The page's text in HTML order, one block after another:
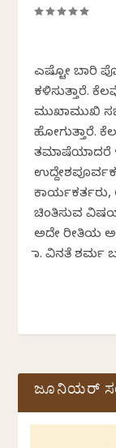
ಎಷ್ಟೋ ಬಾರಿ
ಕಳಿಸುತ್ತಾರೆ.
ಮುಖಾಮುಖಿ
ಹೋಗುತ್ತಾರೆ.
ತಮಾಷೆಯಾದರೆ
ಕಾರ್ಯಕರ್ತರು,
ಚಿಂತಿಸುವ
ಅದೇ ರೀತಿಯ
ಡಾ. ವಿನತೆ ಶರ್ಮ
ಜೂನಿಯರ್